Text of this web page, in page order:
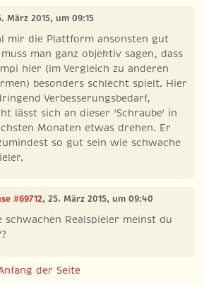
März 2015, um 09:15
mir die Plattform ansonsten gut
man ganz objektiv sagen, dass
hier (im Vergleich zu anderen
besonders schlecht spielt. Hier
Verbesserungsbedarf,
lässt sich an dieser 'Schraube' in
Monaten etwas drehen. Er
so gut sein wie schwache
#69712, 25. März 2015, um 09:40
schwachen Realspieler meinst du
der Seite